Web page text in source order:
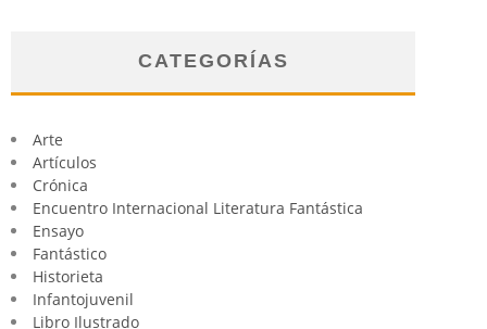
CATEGORÍAS
Arte
Artículos
Crónica
Encuentro Internacional Literatura Fantástica
Ensayo
Fantástico
Historieta
Infantojuvenil
Libro Ilustrado